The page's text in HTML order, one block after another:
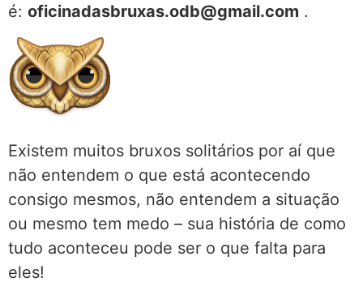
é: oficinadasbruxas.odb@gmail.com .
Existem muitos bruxos solitários por aí que
não entendem o que está acontecendo
consigo mesmos, não entendem a situação
ou mesmo tem medo – sua história de como
tudo aconteceu pode ser o que falta para
eles!